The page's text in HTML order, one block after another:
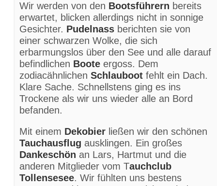
Wir werden von den Bootsführern bereits
erwartet, blicken allerdings nicht in sonnige
Gesichter. Pudelnass berichten sie von
einer schwarzen Wolke, die sich
erbarmungslos über den See und alle darauf
befindlichen Boote ergoss. Dem
zodiacähnlichen Schlauboot fehlt ein Dach.
Klare Sache. Schnellstens ging es ins
Trockene als wir uns wieder alle an Bord
befanden.
Mit einem Dekobier ließen wir den schönen
Tauchausflug ausklingen. Ein großes
Dankeschön an Lars, Hartmut und die
anderen Mitglieder vom Tauchclub
Tollensesee. Wir fühlten uns bestens